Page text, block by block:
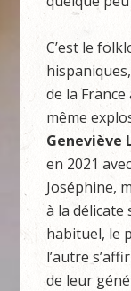
C’est le
de la
même
Geneviève
en 2021
Joséphine,
à la
habituel, le
l’autre
de leur